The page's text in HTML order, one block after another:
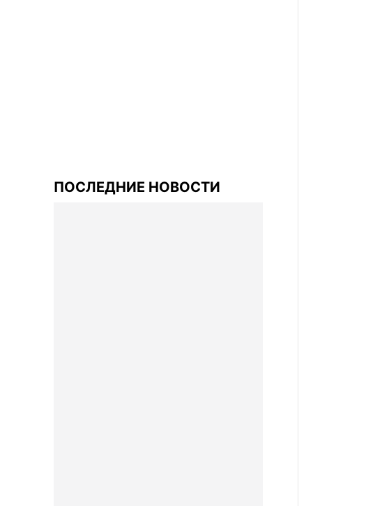
ПОСЛЕДНИЕ НОВОСТИ